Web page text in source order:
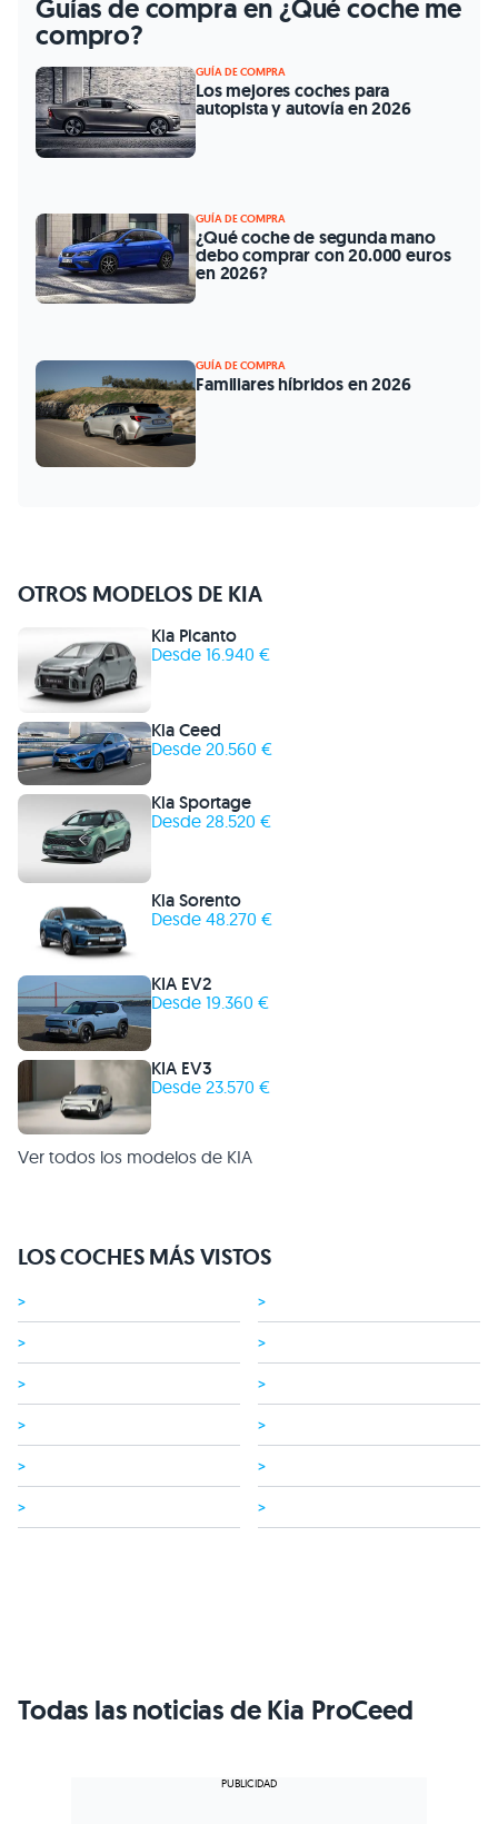
Guías de compra en ¿Qué coche me
compro?
GUÍA DE COMPRA
Los mejores coches para
autopista y autovía en 2026
GUÍA DE COMPRA
¿Qué coche de segunda mano
debo comprar con 20.000 euros
en 2026?
GUÍA DE COMPRA
Familiares híbridos en 2026
OTROS MODELOS DE KIA
Kia Picanto
Desde 16.940 €
Kia Ceed
Desde 20.560 €
Kia Sportage
Desde 28.520 €
Kia Sorento
Desde 48.270 €
KIA EV2
Desde 19.360 €
KIA EV3
Desde 23.570 €
Ver todos los modelos de KIA
LOS COCHES MÁS VISTOS
>
>
>
>
>
>
>
>
>
>
>
>
Todas las noticias de Kia ProCeed